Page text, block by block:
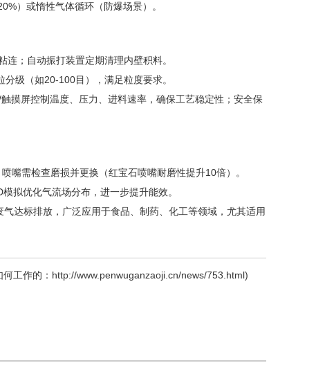
）或惰性气体循环（防爆场景）。
；自动振打装置定期清理内壁积料。
级（如20-100目），满足粒度要求。
屏控制温度、压力、进料速率，确保工艺稳定性；安全保
需检查磨损并更换（红宝石喷嘴耐磨性提升10倍）。
优化气流场分布，进一步提升能效。
标排放，广泛应用于食品、制药、化工等领域，尤其适用
工作的： http://www.penwuganzaoji.cn/news/753.html)